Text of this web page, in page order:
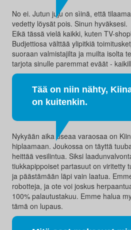
No ei. Jutun juju on sìinä, että
vedetty löysät pois. Sinun hyväksesi.
Eikä tässä vielä kaikki, kuten TV-
Budjettiosa välttää ylipitkiä
suoraan valmistajilta ja muilta isolta
tarjota sinulle paremmat eväät -
Tää on niin nähty,
on kuitenkin.
Nykyään aika useaa varaosaa on
hiplaamaan. Joukossa on täyttä
heittää vesilintua. Siksi
tiukkapippoiset partasuut on viritetty
ja päästämään läpi vain laatua.
robotteja, ja ote voi joskus
100% palautustakuu. Emme halua
tämä on lupaus.